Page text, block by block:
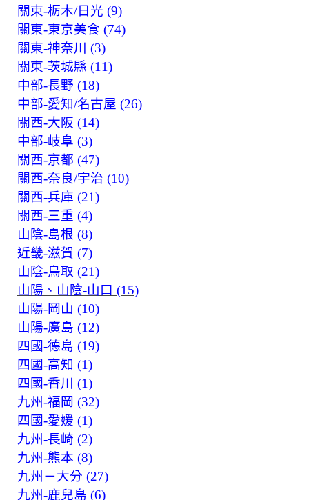
關東-栃木/日光 (9)
關東-東京美食 (74)
關東-神奈川 (3)
關東-茨城縣 (11)
中部-長野 (18)
中部-愛知/名古屋 (26)
關西-大阪 (14)
中部-岐阜 (3)
關西-京都 (47)
關西-奈良/宇治 (10)
關西-兵庫 (21)
關西-三重 (4)
山陰-島根 (8)
近畿-滋賀 (7)
山陰-鳥取 (21)
山陽、山陰-山口 (15)
山陽-岡山 (10)
山陽-廣島 (12)
四國-德島 (19)
四國-高知 (1)
四國-香川 (1)
九州-福岡 (32)
四國-愛媛 (1)
九州-長崎 (2)
九州-熊本 (8)
九州－大分 (27)
九州-鹿兒島 (6)